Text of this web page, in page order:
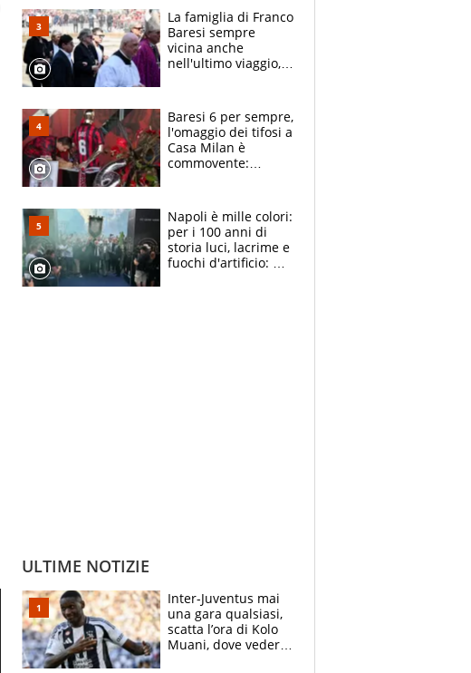
La famiglia di Franco
Baresi sempre
vicina anche
nell'ultimo viaggio,
circondati
dall'affetto dei tifosi
Baresi 6 per sempre,
l'omaggio dei tifosi a
Casa Milan è
commovente:
bigliettini
Napoli è mille colori:
per i 100 anni di
storia luci, lacrime e
fuochi d'artificio: De
ULTIME NOTIZIE
Inter-Juventus mai
una gara qualsiasi,
scatta l’ora di Kolo
Muani, dove vederla